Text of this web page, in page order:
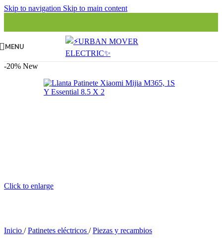
Skip to navigation Skip to main content
MENU
-20% New
Click to enlarge
Inicio / Patinetes eléctricos / Piezas y recambios